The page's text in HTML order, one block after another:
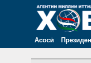
Асосӣ